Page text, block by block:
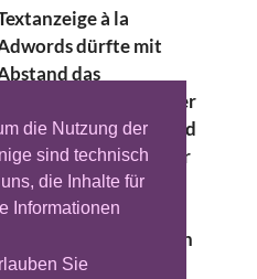
die Nutzung der
sind technisch
die Inhalte für
Informationen
Sie
à la
dürfte mit
das
Werbeprodukt in der
Kunde fragt an und
Antwort gebucht per
mehr oder
Ratsuchenden im
Je nach
erfolgen